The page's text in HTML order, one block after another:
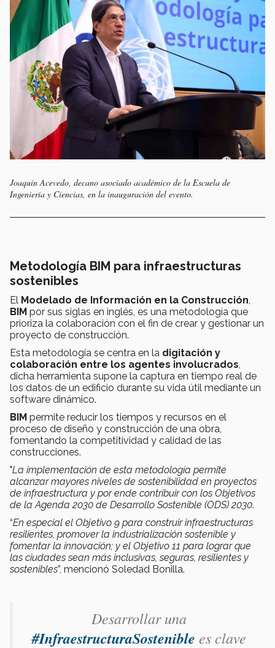
Joaquín Acevedo, decano asociado académico de la Escuela de
Ingeniería y Ciencias, en la inauguración del evento.
Metodología BIM para infraestructuras
sostenibles
El Modelado de Información en la Construcción,
BIM por sus siglas en inglés, es una metodología que
prioriza la colaboración con el fin de crear y gestionar un
proyecto de construcción.
Esta metodología se centra en la digitación y
colaboración entre los agentes involucrados,
dicha herramienta supone la captura en tiempo real de
los datos de un edificio durante su vida útil mediante un
software dinámico.
BIM permite reducir los tiempos y recursos en el
proceso de diseño y construcción de una obra,
fomentando la competitividad y calidad de las
construcciones.
"La implementación de esta metodología permite
alcanzar mayores niveles de sostenibilidad en proyectos
de infraestructura y por ende contribuir con los Objetivos
de la Agenda 2030 de Desarrollo Sostenible (ODS) 2030.
“En especial el Objetivo 9 para construir infraestructuras
resilientes, promover la industrialización sostenible y
fomentar la innovación; y el Objetivo 11 para lograr que
las ciudades sean más inclusivas, seguras, resilientes y
sostenibles”, mencionó Soledad Bonilla.
Desarrollar una
#InfraestructuraSostenible es clave